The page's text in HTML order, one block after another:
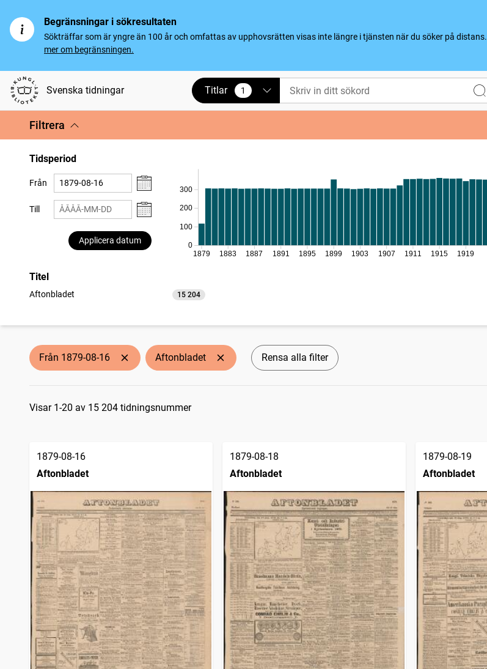
Begränsningar i sökresultaten
Sökträffar som är yngre än 100 år och omfattas av upphovsrätten visas inte längre i tjänsten när du söker på distans.
mer om begränsningen.
Svenska tidningar Titlar 1
vald
Filtrera
Tidsperiod
Från
Till
Applicera datum
0
100
200
300
1879 1883 1887 1891 1895 1899 1903 1907 1911 1915 1919
Titel
Aftonbladet 15 204
träffar
Från 1879-08-16 Aftonbladet Rensa alla filter
Sökresultat
Visar 1-20 av 15 204 tidningsnummer
1879-08-16
Aftonbladet
1879-08-18
Aftonbladet
1879-08-19
Aftonbladet